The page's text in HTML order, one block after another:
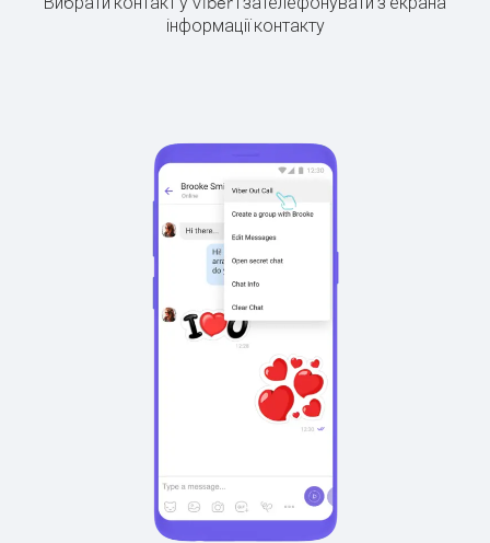
інформації контакту